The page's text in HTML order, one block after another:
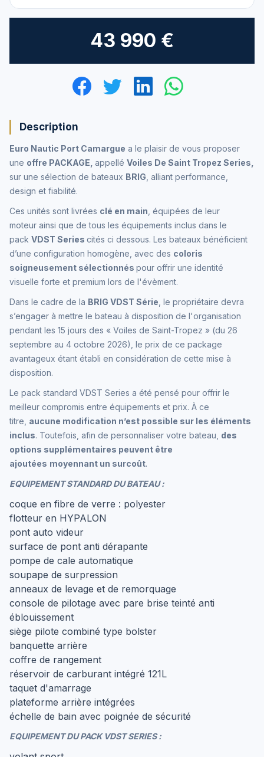
43 990 €
Description
Euro Nautic Port Camargue a le plaisir de vous proposer
une offre PACKAGE, appellé Voiles De Saint Tropez Series,
sur une sélection de bateaux BRIG , alliant performance,
design et fiabilité.
Ces unités sont livrées clé en main , équipées de leur
moteur ainsi que de tous les équipements inclus dans le
pack VDST Series cités ci dessous. Les bateaux bénéficient
d’une configuration homogène, avec des coloris
soigneusement sélectionnés pour offrir une identité
visuelle forte et premium lors de l'évèment.
Dans le cadre de la BRIG VDST Série , le propriétaire devra
s’engager à mettre le bateau à disposition de l'organisation
pendant les 15 jours des « Voiles de Saint-Tropez » (du 26
septembre au 4 octobre 2026), le prix de ce package
avantageux étant établi en considération de cette mise à
disposition.
Le pack standard VDST Series a été pensé pour offrir le
meilleur compromis entre équipements et prix. À ce
titre, aucune modification n’est possible sur les éléments
inclus. Toutefois, afin de personnaliser votre bateau, des
options supplémentaires peuvent être
ajoutées moyennant un surcoût.
EQUIPEMENT STANDARD DU BATEAU :
coque en fibre de verre : polyester
flotteur en HYPALON
pont auto videur
surface de pont anti dérapante
pompe de cale automatique
soupape de surpression
anneaux de levage et de remorquage
console de pilotage avec pare brise teinté anti
éblouissement
siège pilote combiné type bolster
banquette arrière
coffre de rangement
réservoir de carburant intégré 121L
taquet d'amarrage
plateforme arrière intégrées
échelle de bain avec poignée de sécurité
EQUIPEMENT DU PACK VDST SERIES :